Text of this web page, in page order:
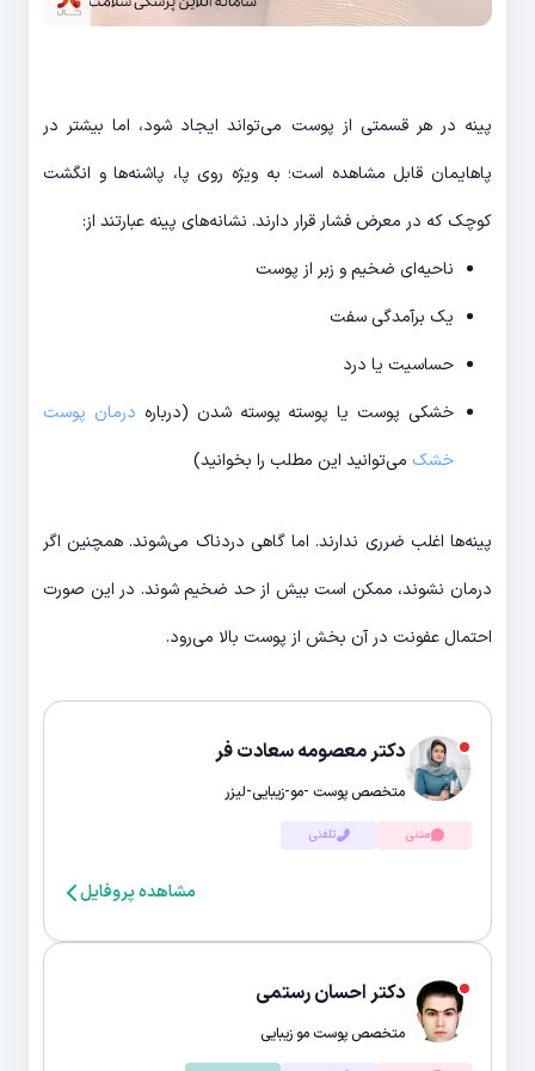
پینه در هر قسمتی از پوست می‌تواند ایجاد شود، اما بیشتر در
پاهایمان قابل مشاهده است؛ به ویژه روی پا، پاشنه‌ها و انگشت
کوچک که در معرض فشار قرار دارند. نشانه‌های پینه عبارتند از:
ناحیه‌ای ضخیم و زبر از پوست
یک برآمدگی سفت
حساسیت یا درد
خشکی پوست یا پوسته پوسته شدن (درباره درمان پوست
خشک می‌توانید این مطلب را بخوانید)
پینه‌ها اغلب ضرری ندارند. اما گاهی دردناک می‌شوند. همچنین اگر
درمان نشوند، ممکن است بیش از حد ضخیم شوند. در این صورت
احتمال عفونت در آن بخش از پوست بالا می‌رود.
دکتر معصومه سعادت فر
متخصص پوست -مو-زیبایی-لیزر
متنی تلفنی
مشاهده پروفایل
دکتر احسان رستمی
متخصص پوست مو زیبایی